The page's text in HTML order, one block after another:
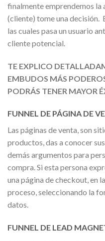
finalmente emprendemos la
(cliente) tome una decisión.
las cuales pasa un usuario
cliente potencial.
TE EXPLICO
EMBUDOS MÁS
PODRÁS TENER MAYOR
FUNNEL DE PÁGINA DE
Las páginas de venta, son
productos, das a conocer
demás argumentos para
compra. Si esta persona
una página de checkout, en
proceso, seleccionando la
datos.
FUNNEL DE LEAD